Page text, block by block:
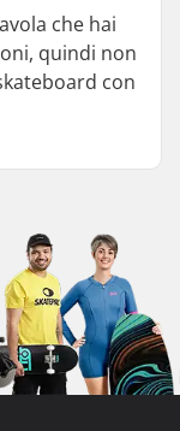
che hai
quindi non
con